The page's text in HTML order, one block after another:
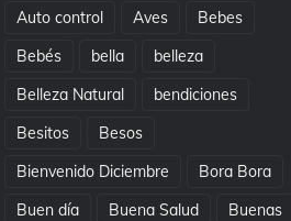
Auto control
Aves
Bebes
Bebés
bella
belleza
Belleza Natural
bendiciones
Besitos
Besos
Bienvenido Diciembre
Bora Bora
Buen día
Buena Salud
Buenas